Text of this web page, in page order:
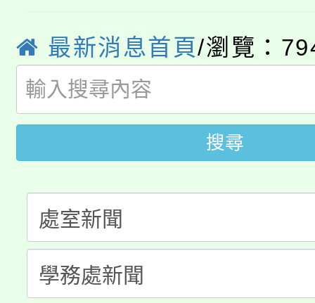
生本土語及新住民語歌
代理(課)教師甄選結果(
公告本校115學年度第
代理(課)教師甄選結果(
轉知中國文化大學推廣
《TA101》溝通分析基
心理、諮商輔導、社會
系所師生報名參加。
轉知苗栗縣政府辦理
門員」簡章及活動海報
踴躍報名參加。
桃園市115學年度學生
要點
「桃園市補助參觀特色
展演活動實施計畫」
115年度「教育部表揚
義教育推展貢獻獎」
最新消息首頁/瀏覽：
搜尋